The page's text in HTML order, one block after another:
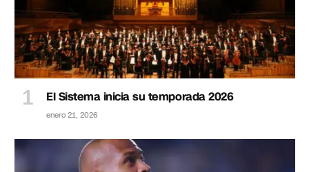
El Sistema inicia su temporada 2026
enero 21, 2026